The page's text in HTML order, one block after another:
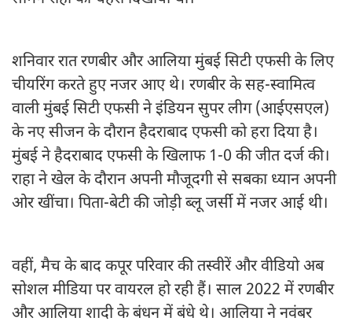
शनिवार रात रणबीर और आलिया मुंबई सिटी एफसी के लिए
चीयरिंग करते हुए नजर आए थे। रणबीर के सह-स्वामित्व
वाली मुंबई सिटी एफसी ने इंडियन सुपर लीग (आईएसएल)
के नए सीजन के दौरान हैदराबाद एफसी को हरा दिया है।
मुंबई ने हैदराबाद एफसी के खिलाफ 1-0 की जीत दर्ज की।
राहा ने खेल के दौरान अपनी मौजूदगी से सबका ध्यान अपनी
ओर खींचा। पिता-बेटी की जोड़ी ब्लू जर्सी में नजर आई थी।
वहीं, मैच के बाद कपूर परिवार की तस्वीरें और वीडियो अब
सोशल मीडिया पर वायरल हो रही हैं। साल 2022 में रणबीर
और आलिया शादी के बंधन में बंधे थे। आलिया ने नवंबर